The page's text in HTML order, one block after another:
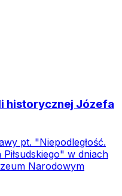
historycznej Józefa
pt. "Niepodległość.
w dniach
Narodowym